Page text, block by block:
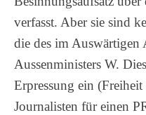
verfasst. Aber sie sind
die des im Auswärtigen
Aussenministers W.
Erpressung ein
Journalisten für einen